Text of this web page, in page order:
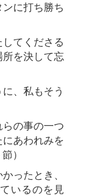
に打ち勝ち
てくださる
を決して忘
、私もそう
らの事の一つ
あわれみを
）
ったとき、
いるのを見